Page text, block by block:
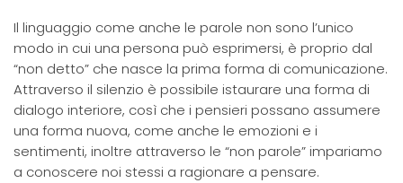
Il linguaggio come anche le parole non sono l’unico
modo in cui una persona può esprimersi, è proprio dal
“non detto” che nasce la prima forma di comunicazione.
Attraverso il silenzio è possibile istaurare una forma di
dialogo interiore, così che i pensieri possano assumere
una forma nuova, come anche le emozioni e i
sentimenti, inoltre attraverso le “non parole” impariamo
a conoscere noi stessi a ragionare a pensare.